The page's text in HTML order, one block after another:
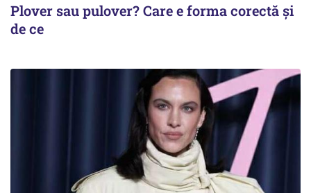
Plover sau pulover? Care e forma corectă și
de ce